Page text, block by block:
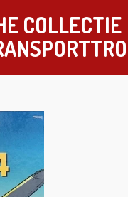
COLLECTIE